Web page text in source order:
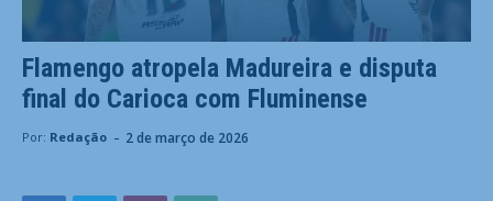
Flamengo atropela Madureira e disputa
final do Carioca com Fluminense
Por: Redação - 2 de março de 2026